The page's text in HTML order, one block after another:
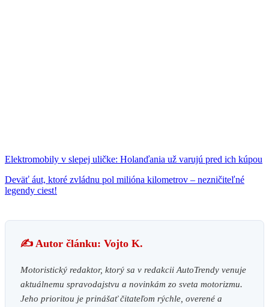
Elektromobily v slepej uličke: Holanďania už varujú pred ich kúpou
Deväť áut, ktoré zvládnu pol milióna kilometrov – nezničiteľné
legendy ciest!
✍️ Autor článku: Vojto K.
Motoristický redaktor, ktorý sa v redakcii AutoTrendy venuje
aktuálnemu spravodajstvu a novinkám zo sveta motorizmu.
Jeho prioritou je prinášať čitateľom rýchle, overené a